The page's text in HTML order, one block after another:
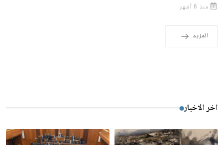
منذ 6 أشهر
المزيد
اخر الاخبار